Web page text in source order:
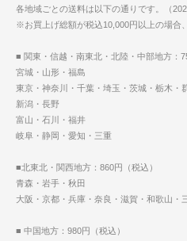
各地域ごとの送料は以下の通りです。（
※お買上げ総額が税込10,000円以上の場合
■ 関東・信越・南東北・北陸・中部地方：
宮城・山形・福島
東京・神奈川・千葉・埼玉・茨城・栃木・
新潟・長野
富山・石川・福井
岐阜・静岡・愛知・三重
■北東北・関西地方：860円（税込）
青森・岩手・秋田
大阪・京都・兵庫・奈良・滋賀・和歌山・
■ 中国地方：980円（税込）